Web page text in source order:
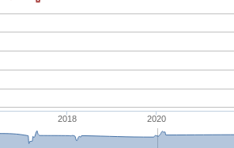
2018 2020